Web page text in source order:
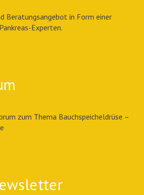
Beratungsangebot in Form einer
Experten.
zum Thema Bauchspeicheldrüse –